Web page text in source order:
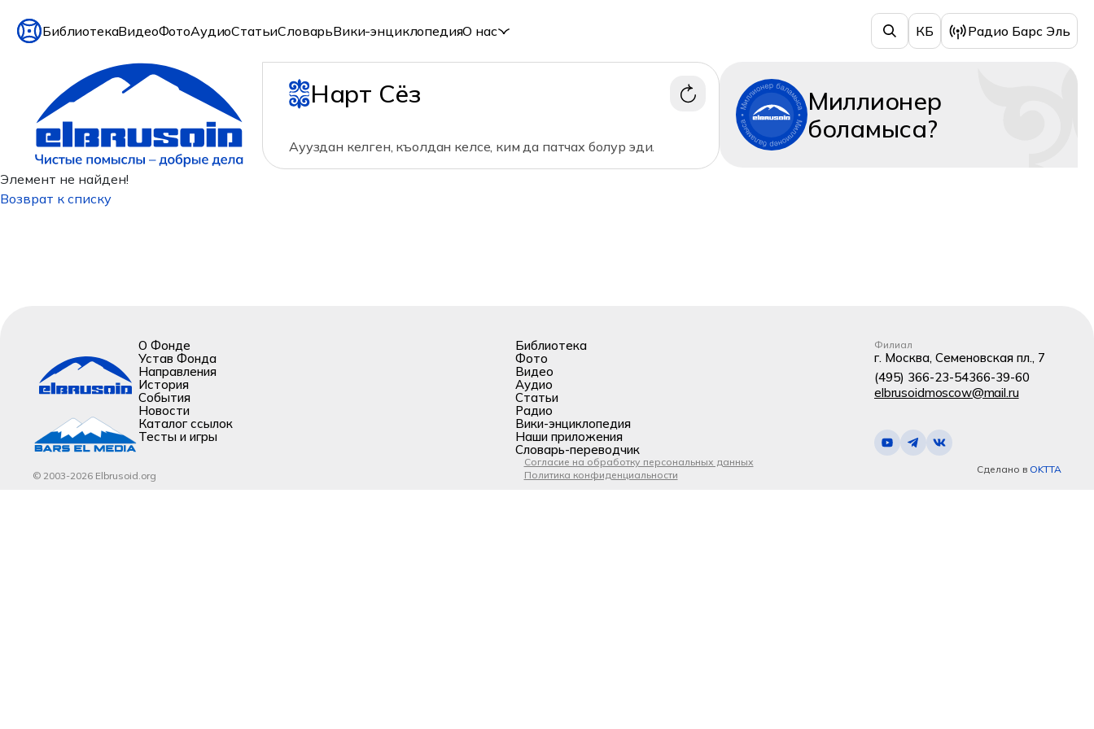
БиблиотекаВидеоФотоАудиоСтатьиСловарьВики-энциклопедияО нас КБ Радио Барс Эль
Нарт Сёз
Аууздан келген, къолдан келсе, ким да патчах болур эди.
Миллионер
боламыса?
Элемент не найден!
Возврат к списку
О Фонде
Устав Фонда
Направления
История
События
Новости
Каталог ссылок
Тесты и игры
Библиотека
Фото
Видео
Аудио
Статьи
Радио
Вики-энциклопедия
Наши приложения
Словарь-переводчик
Филиал
г. Москва, Семеновская пл., 7
(495) 366-23-54366-39-60
elbrusoidmoscow@mail.ru
© 2003-2026 Elbrusoid.org
Согласие на обработку персональных данных
Политика конфиденциальности
Сделано в OKTTA